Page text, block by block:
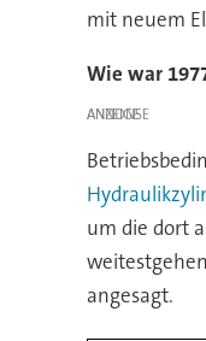
mit neuem
Wie war
ANZEIGE
um die dort
angesagt.